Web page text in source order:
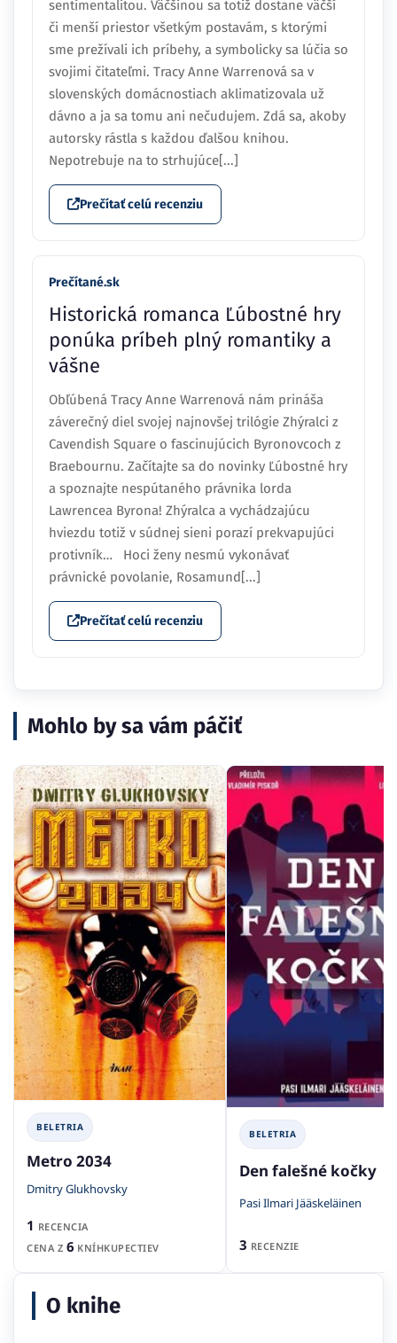
sentimentalitou. Väčšinou sa totiž dostane väčší
či menší priestor všetkým postavám, s ktorými
sme prežívali ich príbehy, a symbolicky sa lúčia so
svojimi čitateľmi. Tracy Anne Warrenová sa v
slovenských domácnostiach aklimatizovala už
dávno a ja sa tomu ani nečudujem. Zdá sa, akoby
autorsky rástla s každou ďalšou knihou.
Nepotrebuje na to strhujúce[...]
Prečítať celú recenziu
Prečítané.sk
Historická romanca Ľúbostné hry
ponúka príbeh plný romantiky a
vášne
Obľúbená Tracy Anne Warrenová nám prináša
záverečný diel svojej najnovšej trilógie Zhýralci z
Cavendish Square o fascinujúcich Byronovcoch z
Braebournu. Začítajte sa do novinky Ľúbostné hry
a spoznajte nespútaného právnika lorda
Lawrencea Byrona! Zhýralca a vychádzajúcu
hviezdu totiž v súdnej sieni porazí prekvapujúci
protivník… Hoci ženy nesmú vykonávať
právnické povolanie, Rosamund[...]
Prečítať celú recenziu
Mohlo by sa vám páčiť
BELETRIA
Metro 2034
Dmitry Glukhovsky
1 RECENCIA
CENA Z 6 KNÍHKUPECTIEV
BELETRIA
Den falešné kočky
Pasi Ilmari Jääskeläinen
3 RECENZIE
O knihe